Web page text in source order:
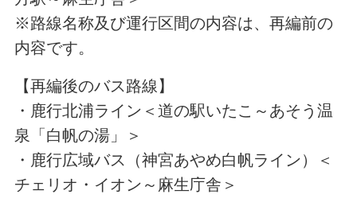
※路線名称及び運行区間の内容は、再編前の
内容です。
【再編後のバス路線】
・鹿行北浦ライン＜道の駅いたこ～あそう温
泉「白帆の湯」＞
・鹿行広域バス（神宮あやめ白帆ライン）＜
チェリオ・イオン～麻生庁舎＞